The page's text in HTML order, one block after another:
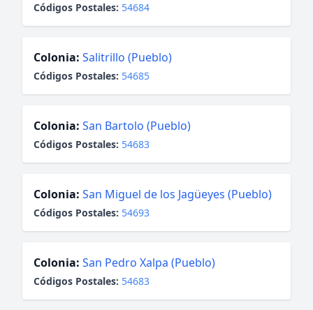
Códigos Postales: 54684
Colonia: Salitrillo (Pueblo)
Códigos Postales: 54685
Colonia: San Bartolo (Pueblo)
Códigos Postales: 54683
Colonia: San Miguel de los Jagüeyes (Pueblo)
Códigos Postales: 54693
Colonia: San Pedro Xalpa (Pueblo)
Códigos Postales: 54683